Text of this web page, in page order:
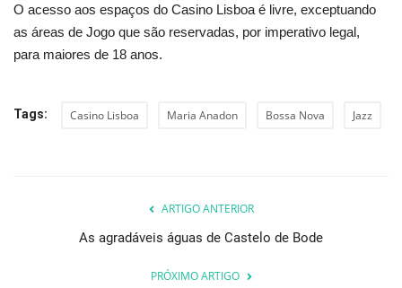
O acesso aos espaços do Casino Lisboa é livre, exceptuando
as áreas de Jogo que são reservadas, por imperativo legal,
para maiores de 18 anos.
Tags: Casino Lisboa Maria Anadon Bossa Nova Jazz
ARTIGO ANTERIOR
As agradáveis águas de Castelo de Bode
PRÓXIMO ARTIGO